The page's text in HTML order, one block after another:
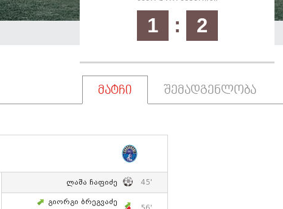
1 : 2
მატჩი შემადგენლობა
Ლაშა Ჩაფიძე 45'
Გიორგი Ბრეგვაძე